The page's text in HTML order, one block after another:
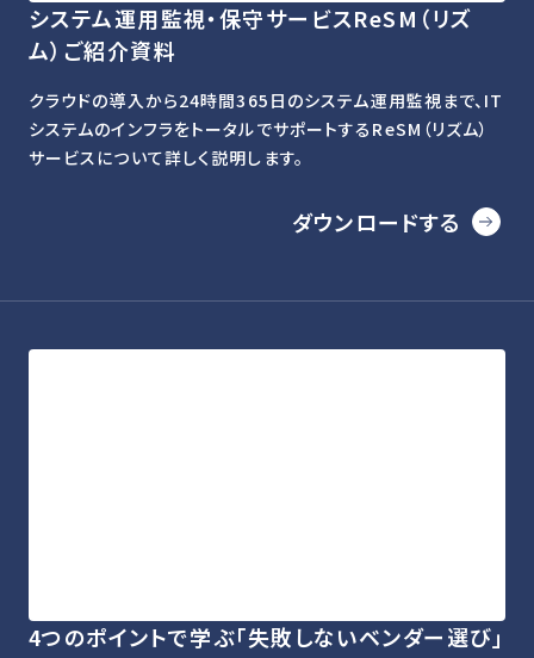
システム運用監視・保守サービスReSM（リズ
ム）ご紹介資料
クラウドの導入から24時間365日のシステム運用監視まで、IT
システムのインフラをトータルでサポートするReSM（リズム）
サービスについて詳しく説明します。
ダウンロードする
4つのポイントで学ぶ「失敗しないベンダー選び」